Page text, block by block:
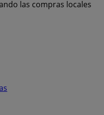
las compras locales